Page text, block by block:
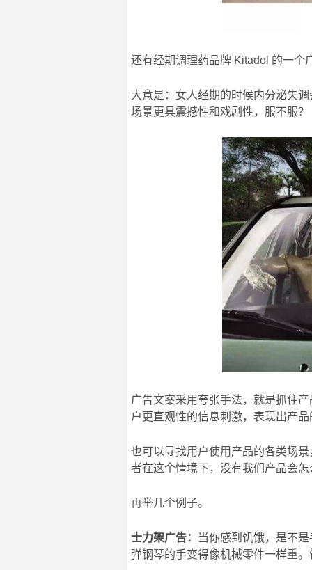
还有经期调理药品牌 Kitadol 的一个
大意是：女人经期的时候内分泌失
场景更具震撼性和戏剧性，服不服？
广告文案采用夸张手法，就是抓住
户更直观性的信息刺激，表现出产
也可以寻找用户使用产品的各类场
者在这个情境下，没有我们产品会怎
再举几个例子。
士力架广告：
当你感到饥饿，是不
弹钢琴的手变得像机械零件一样重